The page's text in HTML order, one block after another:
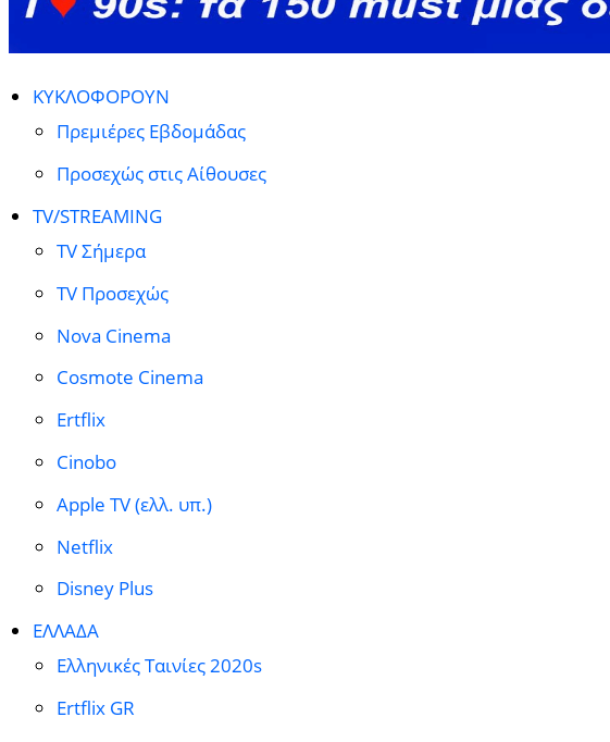
ΚΥΚΛΟΦΟΡΟΥΝ
Πρεμιέρες Εβδομάδας
Προσεχώς στις Αίθουσες
TV/STREAMING
TV Σήμερα
TV Προσεχώς
Nova Cinema
Cosmote Cinema
Ertflix
Cinobo
Apple TV (ελλ. υπ.)
Netflix
Disney Plus
ΕΛΛΑΔΑ
Ελληνικές Ταινίες 2020s
Ertflix GR